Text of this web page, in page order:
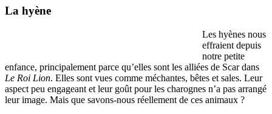
La hyène
Les hyènes nous
effraient depuis
notre petite
enfance, principalement parce qu’elles sont les alliées de Scar dans
Le Roi Lion. Elles sont vues comme méchantes, bêtes et sales. Leur
aspect peu engageant et leur goût pour les charognes n’a pas arrangé
leur image. Mais que savons-nous réellement de ces animaux ?